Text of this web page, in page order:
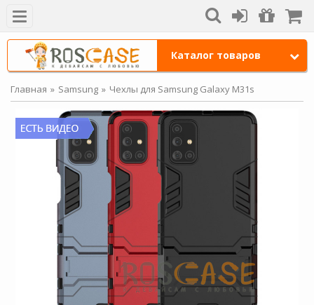
Каталог товаров
Главная Samsung Чехлы для Samsung Galaxy M31s